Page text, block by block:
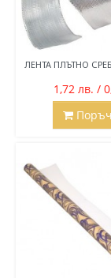
ЛЕНТА ПЛЪТНО
1,72 лв. /